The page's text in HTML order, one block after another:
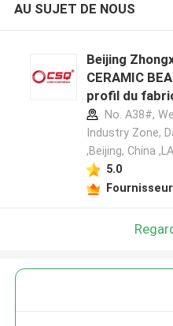
AU SUJET DE NOUS
Beijing
CERAMIC
profil du
No. A38#,
Industry Zone,
,Beijing, China
5.0